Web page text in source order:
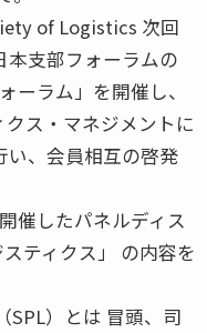
of Logistics 次回
本支部フォーラムの
ーラム」を開催し、
ス・マネジメントに
い、会員相互の啓発
催したパネルディス
ティクス」 の内容を
SPL）とは 冒頭、司